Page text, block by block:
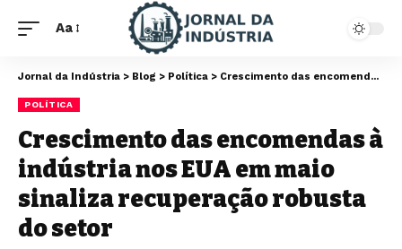
Aa
Jornal da Indústria > Blog > Política > Crescimento das encomendas à indústria nos EUA em maio sinaliza recuperação robusta do setor
POLÍTICA
Crescimento das encomendas à
indústria nos EUA em maio
sinaliza recuperação robusta
do setor